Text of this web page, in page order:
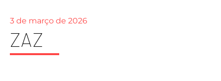
3 de março de 2026
ZAZ